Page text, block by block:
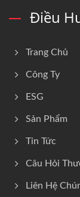
Điều
Trang Chủ
Công Ty
ESG
Sản Phẩm
Tin Tức
Câu Hỏi
Liên Hệ